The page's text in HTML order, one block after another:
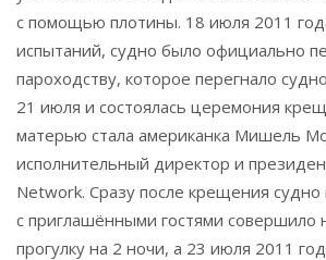
с помощью плотины. 18 июля 2011
испытаний, судно было официально
пароходству, которое перегнало
21 июля и состоялась церемония
матерью стала американка Мишель
исполнительный директор и
Network. Сразу после крещения судно
с приглашёнными гостями
прогулку на 2 ночи, а 23 июля 2011